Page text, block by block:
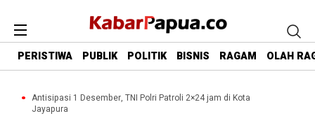
PERISTIWA PUBLIK POLITIK BISNIS RAGAM OLAH
Antisipasi 1 Desember, TNI Polri Patroli 2×24 jam di Kota
Jayapura